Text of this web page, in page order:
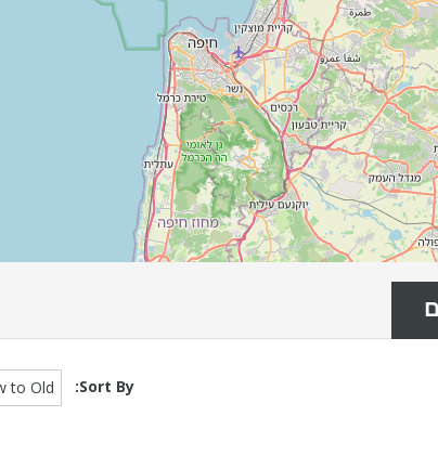
Sort By:
to Old